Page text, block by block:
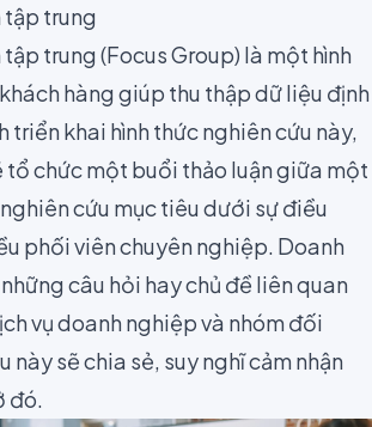
tập trung
trung (Focus Group) là một hình
hàng giúp thu thậpdữ liệu định
triển khai hình thức nghiên cứu này,
tổ chức một buổi thảo luận giữa một
cứu mục tiêu dưới sự điều
phối viên chuyên nghiệp. Doanh
câu hỏi hay chủ đề liên quan
vụ doanh nghiệp và nhóm đối
này sẽ chia sẻ, suy nghĩ cảm nhận
đó.